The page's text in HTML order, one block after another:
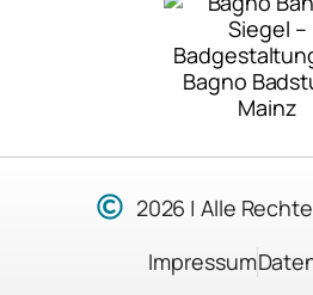
2026 | Alle
Impressum